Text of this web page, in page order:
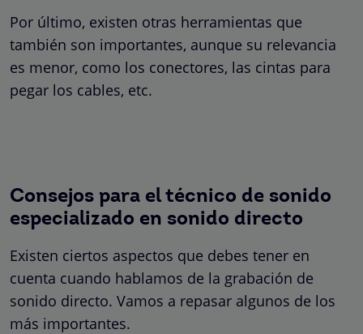
Por último, existen otras herramientas que
también son importantes, aunque su relevancia
es menor, como los conectores, las cintas para
pegar los cables, etc.
Consejos para el técnico de sonido
especializado en sonido directo
Existen ciertos aspectos que debes tener en
cuenta cuando hablamos de la grabación de
sonido directo. Vamos a repasar algunos de los
más importantes.